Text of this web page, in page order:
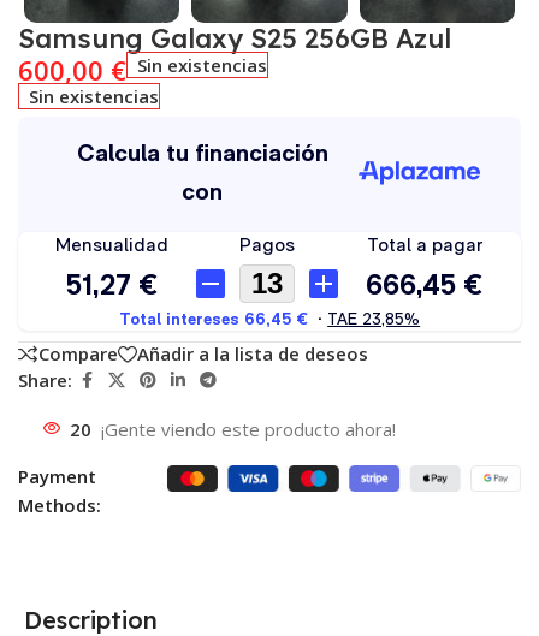
Samsung Galaxy S25 256GB Azul
600,00 € Sin existencias
Sin existencias
Compare
Añadir a la lista de deseos
Share:
20 ¡Gente viendo este producto ahora!
Payment
Methods:
Description